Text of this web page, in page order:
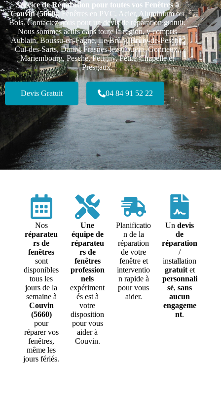
Service de Réparation pour toutes vos Fenêtres à
Couvin (5660): Fenêtres en PVC, Acier, Aluminium ou
Bois. Contactez nous pour un devis de réparation gratuit.
Nous sommes actifs dans toute la région, y compris
Aublain, Boussu-en-Fagne, Le Brûly, Brûly-de-Pesche,
Cul-des-Sarts, Dailly, Frasnes-lez-Couvin, Gonrieux,
Mariembourg, Pesche, Petigny, Petite-Chapelle et
Presgaux.
Devis Gratuit 04 84 91 52 22
Nos
réparateu
rs de
fenêtres
sont
disponibles
tous les
jours de la
semaine à
Couvin
(5660)
pour
réparer vos
fenêtres,
même les
jours fériés.
Une
équipe de
réparateu
rs de
fenêtres
profession
nels
expériment
és est à
votre
disposition
pour vous
aider à
Couvin.
Planificatio
n de la
réparation
de votre
fenêtre et
interventio
n rapide à
pour vous
aider.
Undevis
de
réparation
/
installation
gratuitet
personnali
sé,sans
aucun
engageme
nt.